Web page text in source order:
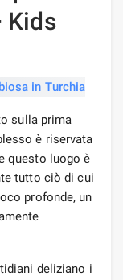
Kids
sulla prima
è riservata
questo luogo è
tutto ciò di cui
profonde, un
deliziano i